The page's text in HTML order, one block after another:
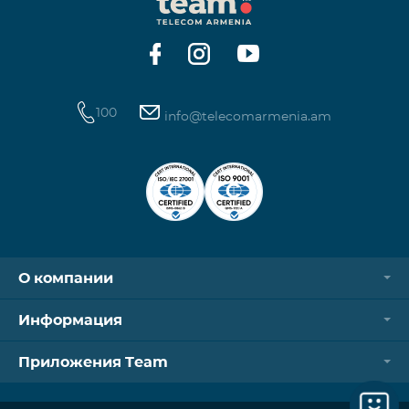
Контроллер Aqara Hub M3 Освещение — 3 зоны
100 info@telecomarmenia.am
О компании
Информация
Приложения Team